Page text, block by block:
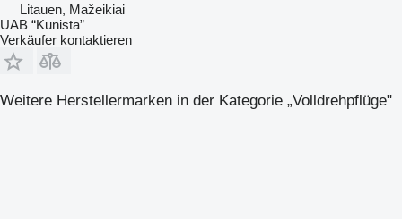
Litauen, Mažeikiai
UAB “Kunista”
Verkäufer kontaktieren
Weitere Herstellermarken in der Kategorie „Volldrehpflüge"